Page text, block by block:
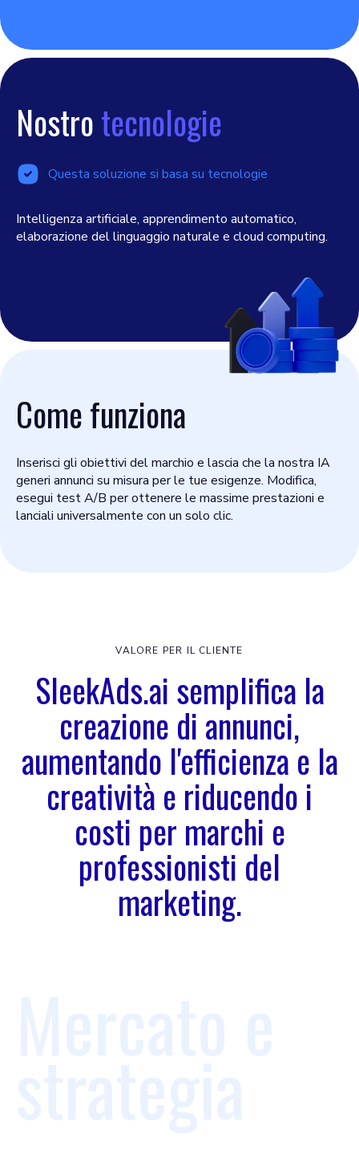
Nostrotecnologie
Questa soluzione si basa su tecnologie
Intelligenza artificiale, apprendimento automatico,
elaborazione del linguaggio naturale e cloud computing.
Come funziona
Inserisci gli obiettivi del marchio e lascia che la nostra IA
generi annunci su misura per le tue esigenze. Modifica,
esegui test A/B per ottenere le massime prestazioni e
lanciali universalmente con un solo clic.
VALORE PER IL CLIENTE
SleekAds.ai semplifica la
creazione di annunci,
aumentando l'efficienza e la
creatività e riducendo i
costi per marchi e
professionisti del
marketing.